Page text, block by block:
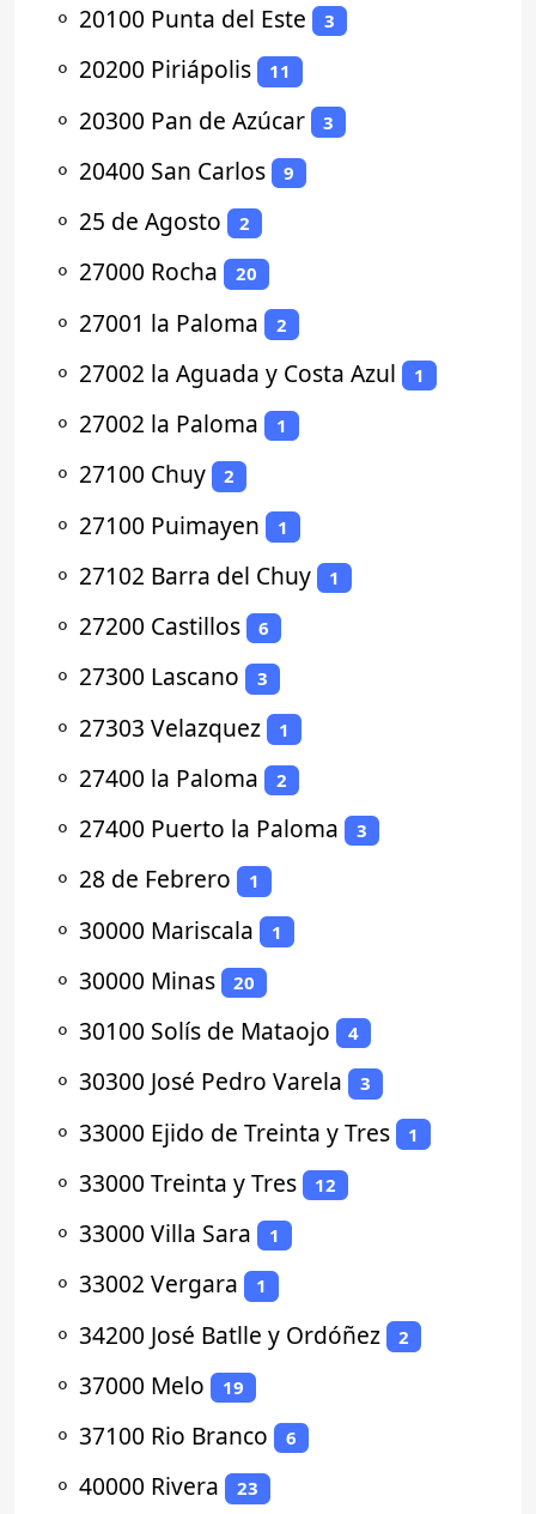
⚬ 20100 Punta del Este 3
⚬ 20200 Piriápolis 11
⚬ 20300 Pan de Azúcar 3
⚬ 20400 San Carlos 9
⚬ 25 de Agosto 2
⚬ 27000 Rocha 20
⚬ 27001 la Paloma 2
⚬ 27002 la Aguada y Costa Azul 1
⚬ 27002 la Paloma 1
⚬ 27100 Chuy 2
⚬ 27100 Puimayen 1
⚬ 27102 Barra del Chuy 1
⚬ 27200 Castillos 6
⚬ 27300 Lascano 3
⚬ 27303 Velazquez 1
⚬ 27400 la Paloma 2
⚬ 27400 Puerto la Paloma 3
⚬ 28 de Febrero 1
⚬ 30000 Mariscala 1
⚬ 30000 Minas 20
⚬ 30100 Solís de Mataojo 4
⚬ 30300 José Pedro Varela 3
⚬ 33000 Ejido de Treinta y Tres 1
⚬ 33000 Treinta y Tres 12
⚬ 33000 Villa Sara 1
⚬ 33002 Vergara 1
⚬ 34200 José Batlle y Ordóñez 2
⚬ 37000 Melo 19
⚬ 37100 Rio Branco 6
⚬ 40000 Rivera 23